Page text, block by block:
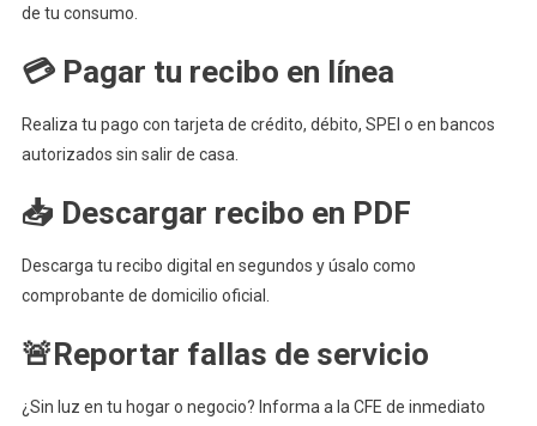
de tu consumo.
💳 Pagar tu recibo en línea
Realiza tu pago con tarjeta de crédito, débito, SPEI o en bancos
autorizados sin salir de casa.
📥 Descargar recibo en PDF
Descarga tu recibo digital en segundos y úsalo como
comprobante de domicilio oficial.
🚨Reportar fallas de servicio
¿Sin luz en tu hogar o negocio? Informa a la CFE de inmediato